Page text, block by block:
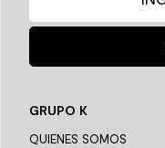
GRUPO K
QUIENES SOMOS